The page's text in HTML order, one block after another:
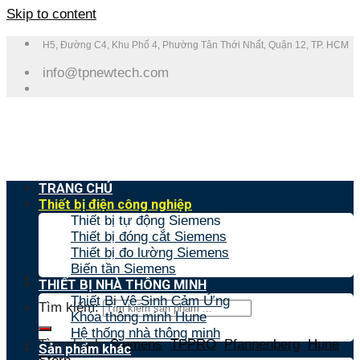
Skip to content
H5, Đường C4, Khu Phố 4, Phường Tân Thới Nhất, Quận 12, TP. HCM
info@tpnewtech.com
Tìm kiếm:
Tìm nhanh:Siemens,TPPRO,Pfannenberg,Hune,
TRANG CHỦ
Thiết bị điện công nghiệp
Thiết bị tự động Siemens
Thiết bị đóng cắt Siemens
Thiết bị đo lường Siemens
Biến tần Siemens
THIẾT BỊ NHÀ THÔNG MINH
Thiết Bị Vệ Sinh Cảm Ứng
Khóa thông minh Hune
Hệ thống nhà thông minh
Sản phẩm khác